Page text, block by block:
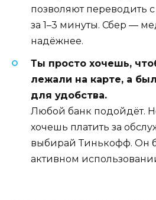
позволяют переводить
за 1–3 минуты. Сбер —
надёжнее.
Ты просто хочешь,
лежали на карте, а
для удобства.
Любой банк подойдёт.
хочешь платить за
выбирай Тинькофф. Он
активном